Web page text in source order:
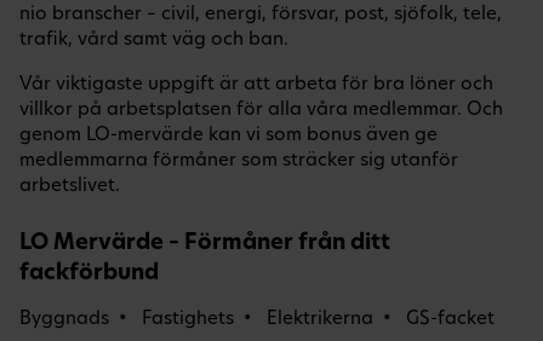
nio branscher – civil, energi, försvar, post, sjöfolk, tele,
trafik, vård samt väg och ban.
Vår viktigaste uppgift är att arbeta för bra löner och
villkor på arbetsplatsen för alla våra medlemmar. Och
genom LO-mervärde kan vi som bonus även ge
medlemmarna förmåner som sträcker sig utanför
arbetslivet.
LO Mervärde – Förmåner från ditt
fackförbund
Byggnads Fastighets Elektrikerna GS-facket